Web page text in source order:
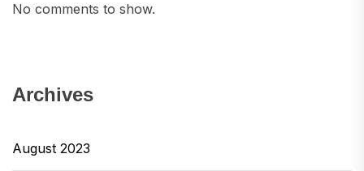
No comments to show.
Archives
August 2023